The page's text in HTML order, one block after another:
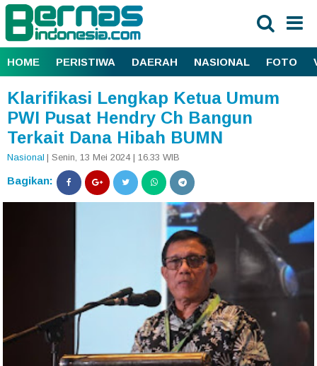
HOME PERISTIWA DAERAH NASIONAL FOTO
Klarifikasi Lengkap Ketua Umum
PWI Pusat Hendry Ch Bangun
Terkait Dana Hibah BUMN
Nasional | Senin, 13 Mei 2024 | 16.33 WIB
Bagikan: